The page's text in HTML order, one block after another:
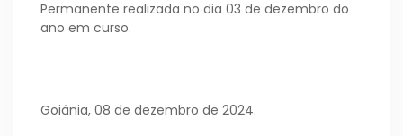
Permanente realizada no dia 03 de dezembro do
ano em curso.
Goiânia, 08 de dezembro de 2024.